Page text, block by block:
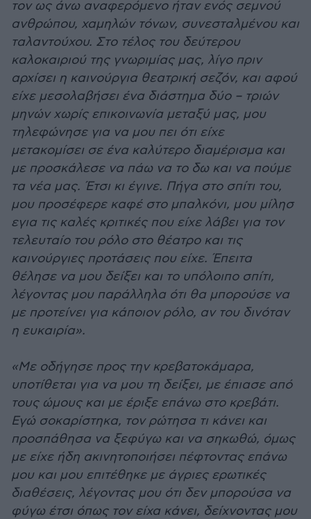
τον ως άνω αναφερόμενο ήταν ενός σεμνού
ανθρώπου, χαμηλών τόνων, συνεσταλμένου και
ταλαντούχου. Στο τέλος του δεύτερου
καλοκαιριού της γνωριμίας μας, λίγο πριν
αρχίσει η καινούργια θεατρική σεζόν, και αφού
είχε μεσολαβήσει ένα διάστημα δύο – τριών
μηνών χωρίς επικοινωνία μεταξύ μας, μου
τηλεφώνησε για να μου πει ότι είχε
μετακομίσει σε ένα καλύτερο διαμέρισμα και
με προσκάλεσε να πάω να το δω και να πούμε
τα νέα μας. Έτσι κι έγινε. Πήγα στο σπίτι του,
μου προσέφερε καφέ στο μπαλκόνι, μου μίλησ
εγια τις καλές κριτικές που είχε λάβει για τον
τελευταίο του ρόλο στο θέατρο και τις
καινούργιες προτάσεις που είχε. Έπειτα
θέλησε να μου δείξει και το υπόλοιπο σπίτι,
λέγοντας μου παράλληλα ότι θα μπορούσε να
με προτείνει για κάποιον ρόλο, αν του δινόταν
η ευκαιρία».
«Με οδήγησε προς την κρεβατοκάμαρα,
υποτίθεται για να μου τη δείξει, με έπιασε από
τους ώμους και με έριξε επάνω στο κρεβάτι.
Εγώ σοκαρίστηκα, τον ρώτησα τι κάνει και
προσπάθησα να ξεφύγω και να σηκωθώ, όμως
με είχε ήδη ακινητοποιήσει πέφτοντας επάνω
μου και μου επιτέθηκε με άγριες ερωτικές
διαθέσεις, λέγοντας μου ότι δεν μπορούσα να
φύγω έτσι όπως τον είχα κάνει, δείχνοντας μου